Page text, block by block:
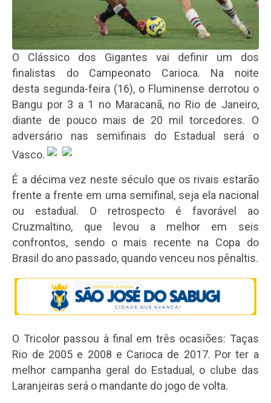
O Clássico dos Gigantes vai definir um dos
finalistas do Campeonato Carioca. Na noite
desta segunda-feira (16), o Fluminense derrotou o
Bangu por 3 a 1 no Maracanã, no Rio de Janeiro,
diante de pouco mais de 20 mil torcedores. O
adversário nas semifinais do Estadual será o
Vasco.
É a décima vez neste século que os rivais estarão
frente a frente em uma semifinal, seja ela nacional
ou estadual. O retrospecto é favorável ao
Cruzmaltino, que levou a melhor em seis
confrontos, sendo o mais recente na Copa do
Brasil do ano passado, quando venceu nos pênaltis.
O Tricolor passou à final em três ocasiões: Taças
Rio de 2005 e 2008 e Carioca de 2017. Por ter a
melhor campanha geral do Estadual, o clube das
Laranjeiras será o mandante do jogo de volta.